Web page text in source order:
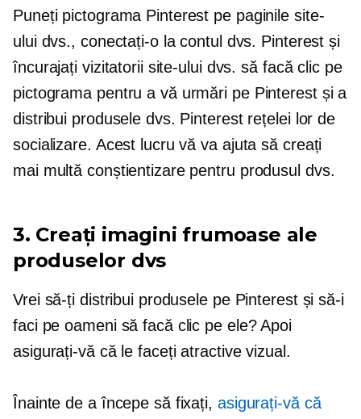
Puneți pictograma Pinterest pe paginile site-
ului dvs., conectați-o la contul dvs. Pinterest și
încurajați vizitatorii site-ului dvs. să facă clic pe
pictograma pentru a vă urmări pe Pinterest și a
distribui produsele dvs. Pinterest rețelei lor de
socializare. Acest lucru vă va ajuta să creați
mai multă conștientizare pentru produsul dvs.
3. Creați imagini frumoase ale
produselor dvs
Vrei să-ți distribui produsele pe Pinterest și să-i
faci pe oameni să facă clic pe ele? Apoi
asigurați-vă că le faceți atractive vizual.
Înainte de a începe să fixați, asigurați-vă că